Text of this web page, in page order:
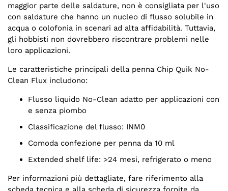
maggior parte delle saldature, non è consigliata per l'uso
con saldature che hanno un nucleo di flusso solubile in
acqua o colofonia in scenari ad alta affidabilità. Tuttavia,
gli hobbisti non dovrebbero riscontrare problemi nelle
loro applicazioni.
Le caratteristiche principali della penna Chip Quik No-
Clean Flux includono:
Flusso liquido No-Clean adatto per applicazioni con
e senza piombo
Classificazione del flusso: INM0
Comoda confezione per penna da 10 ml
Extended shelf life: >24 mesi, refrigerato o meno
Per informazioni più dettagliate, fare riferimento alla